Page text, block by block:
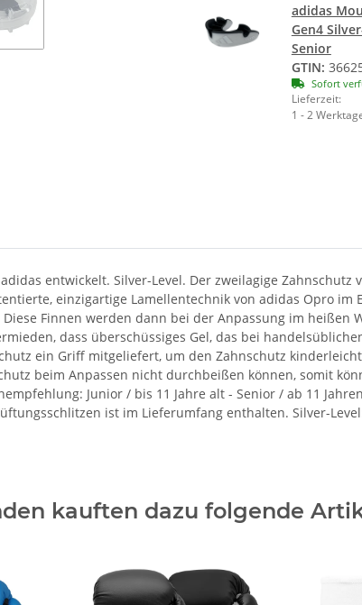
adidas
Gen4
Senior
GTIN:
Sofort
Lieferzeit:
1 - 2
entwickelt. Silver-Level. Der zweilagige
einzigartige Lamellentechnik von adidas Opro
Finnen werden dann bei der Anpassung im heißen
dass überschüssiges Gel, das bei
ein Griff mitgeliefert, um den Zahnschutz
beim Anpassen nicht durchbeißen können, somit
Junior / bis 11 Jahre alt - Senior / ab 11
ist im Lieferumfang enthalten. Silver-
kauften dazu folgende